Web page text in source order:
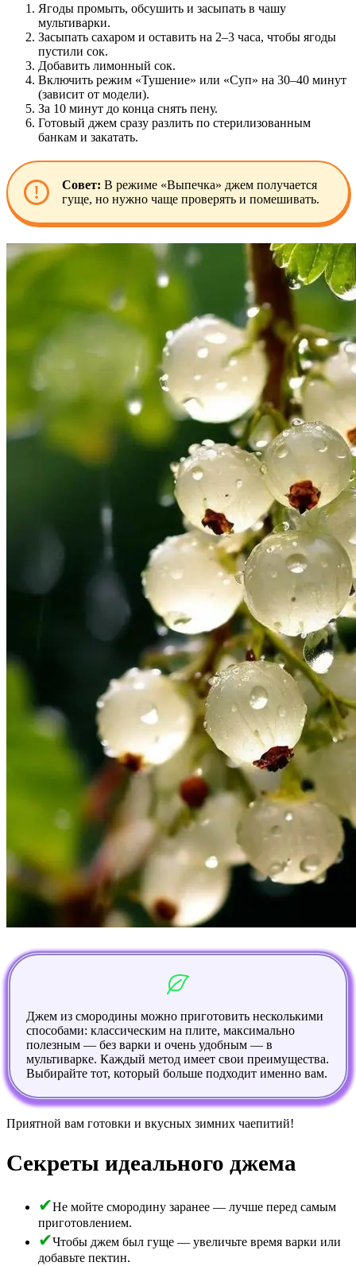
Ягоды промыть, обсушить и засыпать в чашу
мультиварки.
Засыпать сахаром и оставить на 2–3 часа, чтобы ягоды
пустили сок.
Добавить лимонный сок.
Включить режим «Тушение» или «Суп» на 30–40 минут
(зависит от модели).
За 10 минут до конца снять пену.
Готовый джем сразу разлить по стерилизованным
банкам и закатать.
Совет: В режиме «Выпечка» джем получается
гуще, но нужно чаще проверять и помешивать.
Джем из смородины можно приготовить несколькими
способами: классическим на плите, максимально
полезным — без варки и очень удобным — в
мультиварке. Каждый метод имеет свои преимущества.
Выбирайте тот, который больше подходит именно вам.
Приятной вам готовки и вкусных зимних чаепитий!
Секреты идеального джема
Не мойте смородину заранее — лучше перед самым
приготовлением.
Чтобы джем был гуще — увеличьте время варки или
добавьте пектин.